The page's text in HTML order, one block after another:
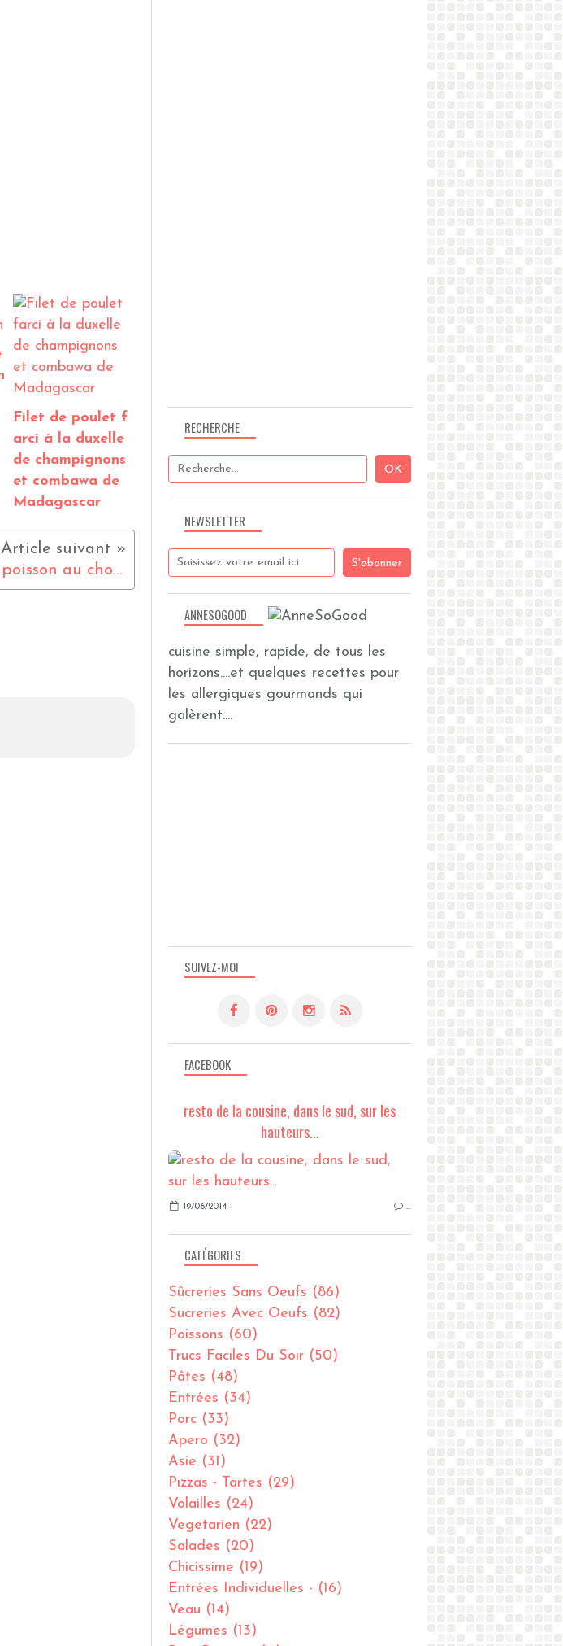
Filet de poulet f
arci à la duxelle
de champignons
et combawa de
Madagascar
papillotte de poisson au chorizo
NEWSLETTER
SUIVEZ-MOI
RECHERCHE
ANNESOGOOD
cuisine simple, rapide, de tous les
horizons....et quelques recettes pour
les allergiques gourmands qui
galèrent....
FACEBOOK
resto de la cousine, dans le sud, sur les
hauteurs...
19/06/2014 …
CATÉGORIES
Sûcreries Sans Oeufs (86)
Sucreries Avec Oeufs (82)
Poissons (60)
Trucs Faciles Du Soir (50)
Pâtes (48)
Entrées (34)
Porc (33)
Apero (32)
Asie (31)
Pizzas - Tartes (29)
Volailles (24)
Vegetarien (22)
Salades (20)
Chicissime (19)
Entrées Individuelles - (16)
Veau (14)
Légumes (13)